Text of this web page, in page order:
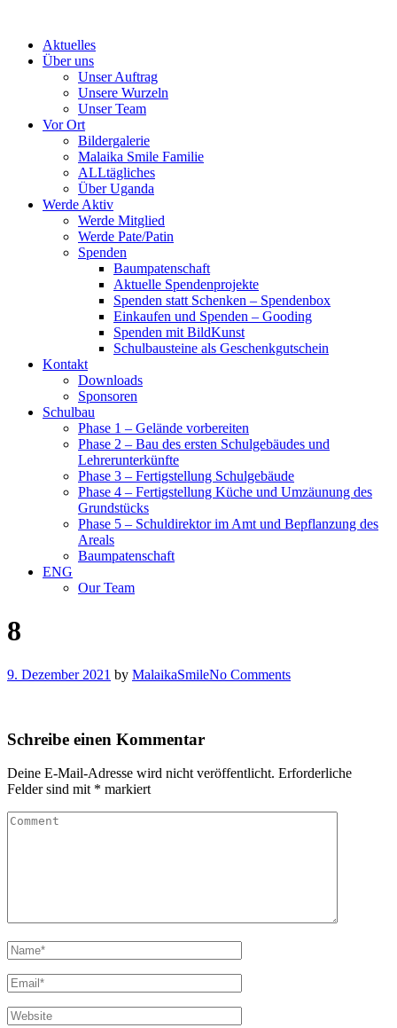
contentAktuelles
Über uns
Unser Auftrag
Unsere Wurzeln
Unser Team
Vor Ort
Bildergalerie
Malaika Smile Familie
ALLtägliches
Über Uganda
Werde Aktiv
Werde Mitglied
Werde Pate/Patin
Spenden
Baumpatenschaft
Aktuelle Spendenprojekte
Spenden statt Schenken – Spendenbox
Einkaufen und Spenden – Gooding
Spenden mit BildKunst
Schulbausteine als Geschenkgutschein
Kontakt
Downloads
Sponsoren
Schulbau
Phase 1 – Gelände vorbereiten
Phase 2 – Bau des ersten Schulgebäudes und
Lehrerunterkünfte
Phase 3 – Fertigstellung Schulgebäude
Phase 4 – Fertigstellung Küche und Umzäunung des
Grundstücks
Phase 5 – Schuldirektor im Amt und Bepflanzung des
Areals
Baumpatenschaft
ENG
Our Team
8
9. Dezember 2021 by MalaikaSmileNo Comments
Schreibe einen Kommentar
Deine E-Mail-Adresse wird nicht veröffentlicht. Erforderliche
Felder sind mit * markiert